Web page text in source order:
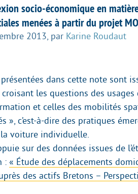
socio-économique en
menées à partir du projet
2013 par Karine Roudaut
dans cette note sont
les questions des
et celles des mobilités
», c’est-à-dire des pratiques
voiture individuelle.
sur des données issues de
: « Étude des déplacements
des actifs Bretons –